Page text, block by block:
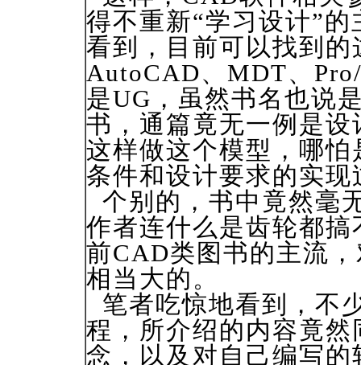
得不重新“学习设计”
看到，目前可以找到
AutoCAD、MDT、
是UG，虽然书名也说
书，通篇竟无一例是
这样做这个模型，哪
条件和设计要求的实
个别的，书中竟然毫
作者连什么是齿轮都
前CAD类图书的主流
相当大的。
笔者吃惊地看到，不
程，所介绍的内容竟
念，以及对自己编写